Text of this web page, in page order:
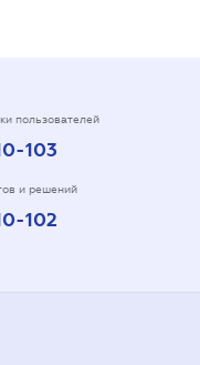
пользователей
103
и решений
102